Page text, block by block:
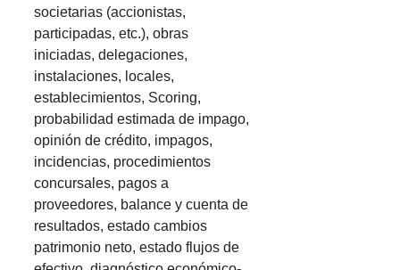
societarias (accionistas,
participadas, etc.), obras
iniciadas, delegaciones,
instalaciones, locales,
establecimientos, Scoring,
probabilidad estimada de impago,
opinión de crédito, impagos,
incidencias, procedimientos
concursales, pagos a
proveedores, balance y cuenta de
resultados, estado cambios
patrimonio neto, estado flujos de